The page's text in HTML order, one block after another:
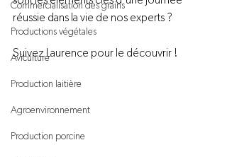
Commercialisation des grains
Productions végétales
Aviculture
Production laitière
Agroenvironnement
Production porcine
réussie dans la vie de nos experts ?
Suivez Laurence pour le découvrir !